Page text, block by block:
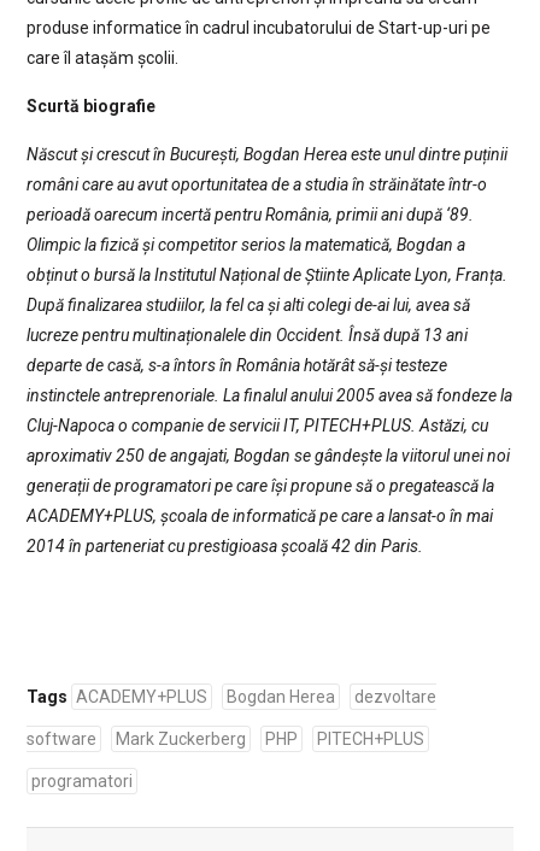
produse informatice în cadrul incubatorului de Start-up-uri pe
care îl atașăm școlii.
Scurtă biografie
Născut și crescut în București, Bogdan Herea este unul dintre puținii
români care au avut oportunitatea de a studia în străinătate într-o
perioadă oarecum incertă pentru România, primii ani după ‘89.
Olimpic la fizică și competitor serios la matematică, Bogdan a
obținut o bursă la Institutul Național de Știinte Aplicate Lyon, Franța.
După finalizarea studiilor, la fel ca și alti colegi de-ai lui, avea să
lucreze pentru multinaționalele din Occident. Însă după 13 ani
departe de casă, s-a întors în România hotărât să-și testeze
instinctele antreprenoriale. La finalul anului 2005 avea să fondeze la
Cluj-Napoca o companie de servicii IT, PITECH+PLUS. Astăzi, cu
aproximativ 250 de angajati, Bogdan se gândește la viitorul unei noi
generații de programatori pe care își propune să o pregatească la
ACADEMY+PLUS, școala de informatică pe care a lansat-o în mai
2014 în parteneriat cu prestigioasa școală 42 din Paris.
Tags ACADEMY+PLUS Bogdan Herea dezvoltare
software Mark Zuckerberg PHP PITECH+PLUS
programatori